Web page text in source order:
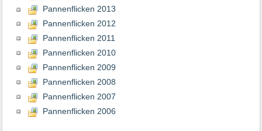
Pannenflicken 2013
Pannenflicken 2012
Pannenflicken 2011
Pannenflicken 2010
Pannenflicken 2009
Pannenflicken 2008
Pannenflicken 2007
Pannenflicken 2006